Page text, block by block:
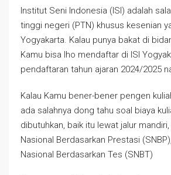
Institut Seni Indonesia (ISI) adalah
tinggi negeri (PTN) khusus kesenian
Yogyakarta. Kalau punya bakat di
Kamu bisa lho mendaftar di ISI
pendaftaran tahun ajaran 2024/2025
Kalau Kamu bener-bener pengen
ada salahnya dong tahu soal biaya
dibutuhkan, baik itu lewat jalur
Nasional Berdasarkan Prestasi
Nasional Berdasarkan Tes (SNBT)